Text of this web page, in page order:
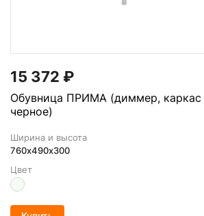
15 372 ₽
Обувница ПРИМА (диммер, каркас
черное)
Ширина и высота
760х490х300
Цвет